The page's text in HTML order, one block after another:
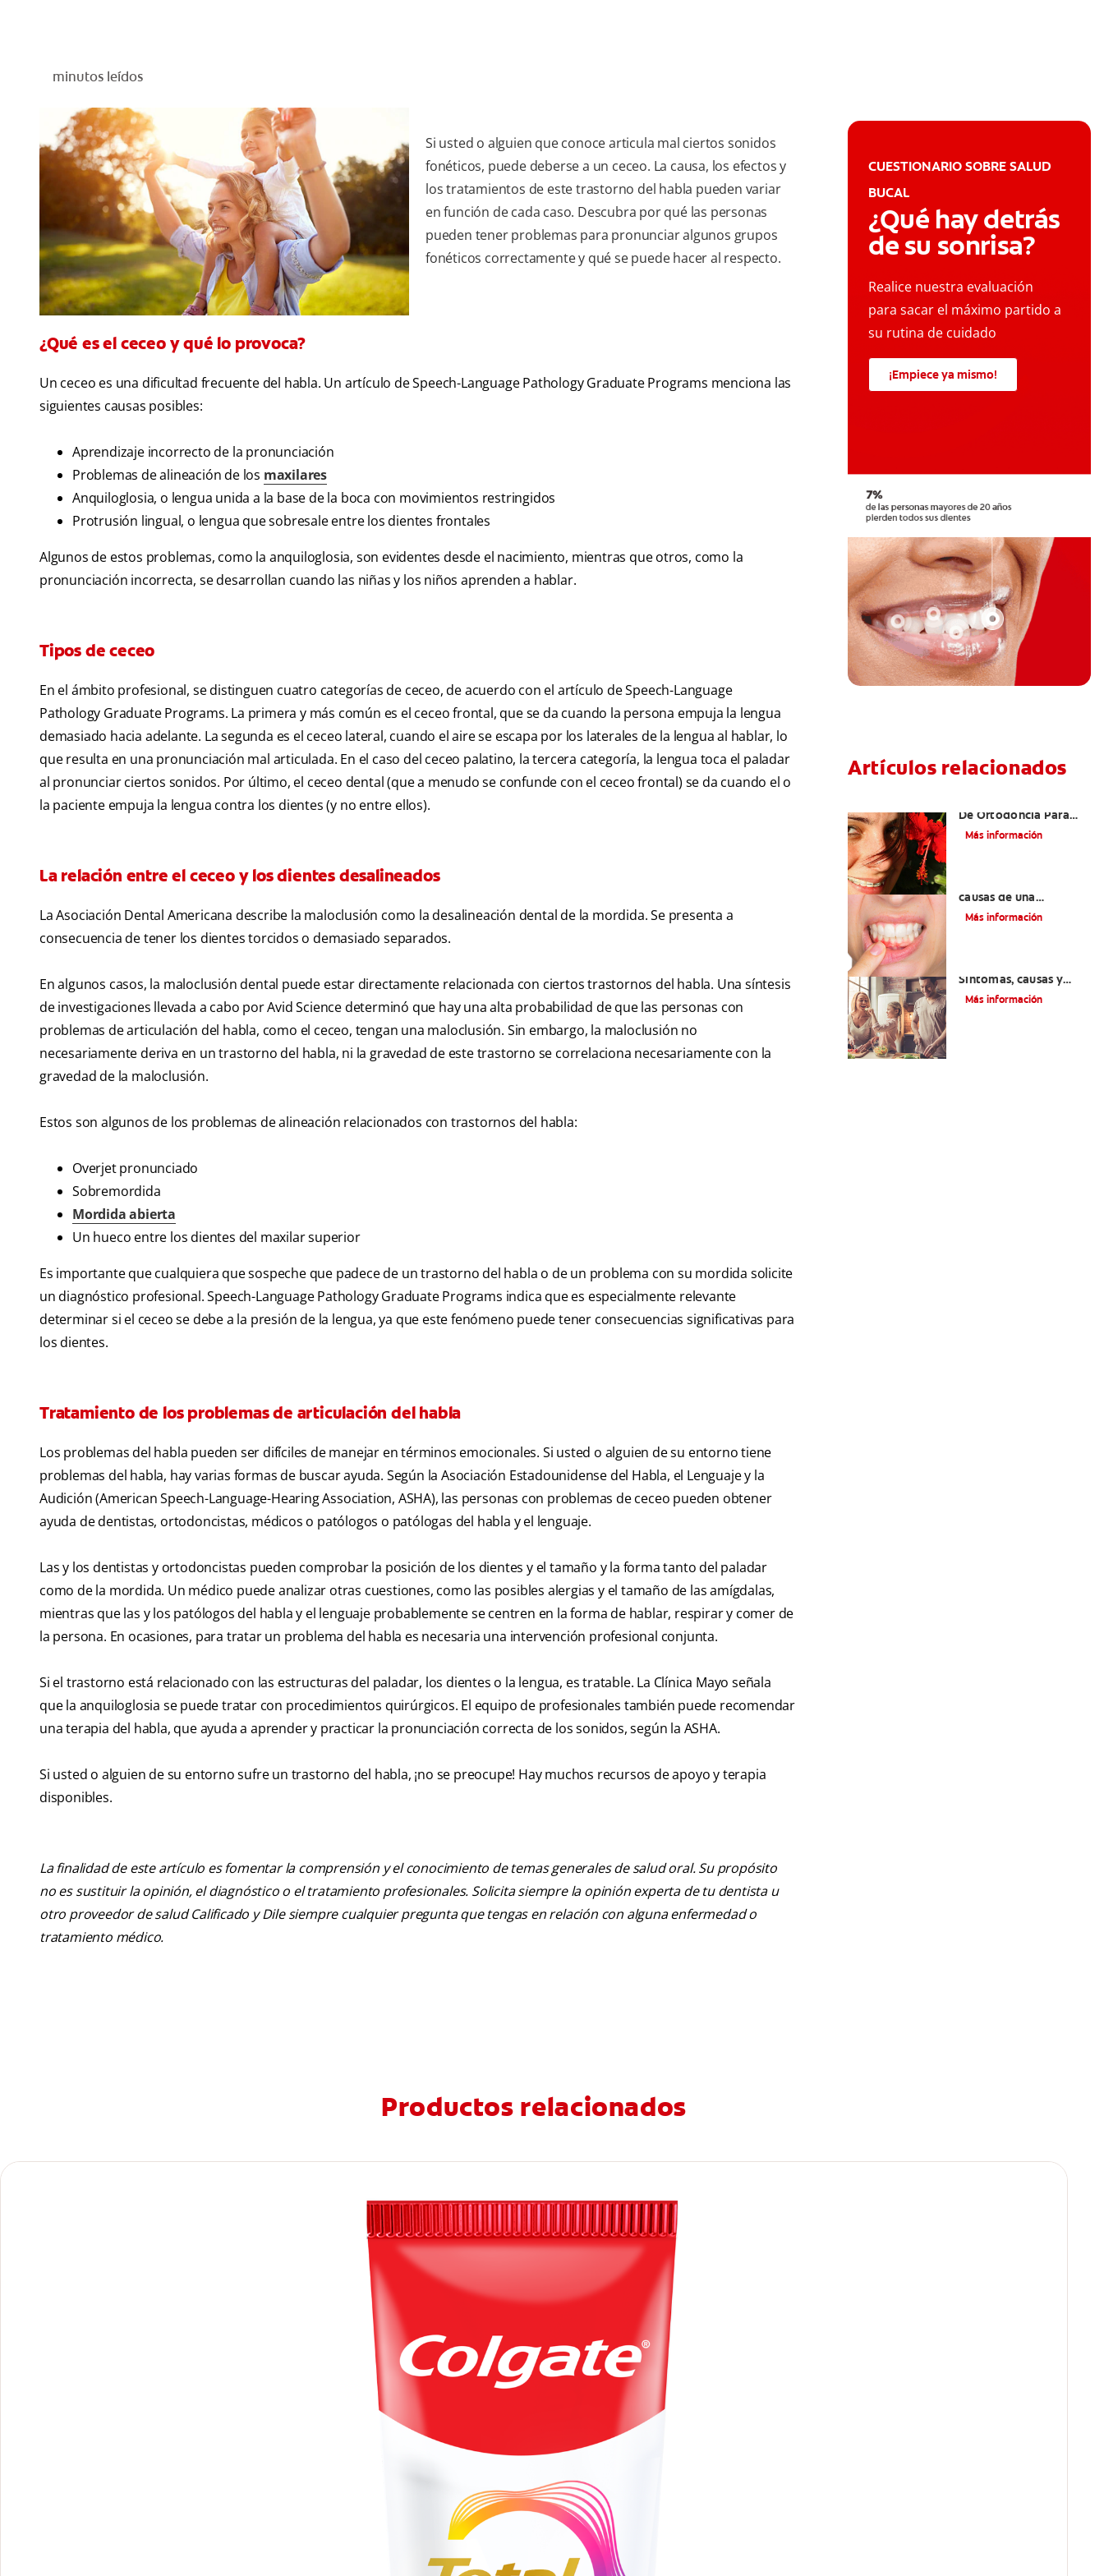
minutos leídos
Si usted o alguien que conoce articula mal ciertos sonidos
fonéticos, puede deberse a un ceceo. La causa, los efectos y
los tratamientos de este trastorno del habla pueden variar
en función de cada caso. Descubra por qué las personas
pueden tener problemas para pronunciar algunos grupos
fonéticos correctamente y qué se puede hacer al respecto.
¿Qué es el ceceo y qué lo provoca?
Un ceceo es una dificultad frecuente del habla. Un artículo de Speech-Language Pathology Graduate Programs menciona las
siguientes causas posibles:
Aprendizaje incorrecto de la pronunciación
Problemas de alineación de los maxilares
Anquiloglosia, o lengua unida a la base de la boca con movimientos restringidos
Protrusión lingual, o lengua que sobresale entre los dientes frontales
Algunos de estos problemas, como la anquiloglosia, son evidentes desde el nacimiento, mientras que otros, como la
pronunciación incorrecta, se desarrollan cuando las niñas y los niños aprenden a hablar.
Tipos de ceceo
En el ámbito profesional, se distinguen cuatro categorías de ceceo, de acuerdo con el artículo de Speech-Language
Pathology Graduate Programs. La primera y más común es el ceceo frontal, que se da cuando la persona empuja la lengua
demasiado hacia adelante. La segunda es el ceceo lateral, cuando el aire se escapa por los laterales de la lengua al hablar, lo
que resulta en una pronunciación mal articulada. En el caso del ceceo palatino, la tercera categoría, la lengua toca el paladar
al pronunciar ciertos sonidos. Por último, el ceceo dental (que a menudo se confunde con el ceceo frontal) se da cuando el o
la paciente empuja la lengua contra los dientes (y no entre ellos).
La relación entre el ceceo y los dientes desalineados
La Asociación Dental Americana describe la maloclusión como la desalineación dental de la mordida. Se presenta a
consecuencia de tener los dientes torcidos o demasiado separados.
En algunos casos, la maloclusión dental puede estar directamente relacionada con ciertos trastornos del habla. Una síntesis
de investigaciones llevada a cabo por Avid Science determinó que hay una alta probabilidad de que las personas con
problemas de articulación del habla, como el ceceo, tengan una maloclusión. Sin embargo, la maloclusión no
necesariamente deriva en un trastorno del habla, ni la gravedad de este trastorno se correlaciona necesariamente con la
gravedad de la maloclusión.
Estos son algunos de los problemas de alineación relacionados con trastornos del habla:
Overjet pronunciado
Sobremordida
Mordida abierta
Un hueco entre los dientes del maxilar superior
Es importante que cualquiera que sospeche que padece de un trastorno del habla o de un problema con su mordida solicite
un diagnóstico profesional. Speech-Language Pathology Graduate Programs indica que es especialmente relevante
determinar si el ceceo se debe a la presión de la lengua, ya que este fenómeno puede tener consecuencias significativas para
los dientes.
Tratamiento de los problemas de articulación del habla
Los problemas del habla pueden ser difíciles de manejar en términos emocionales. Si usted o alguien de su entorno tiene
problemas del habla, hay varias formas de buscar ayuda. Según la Asociación Estadounidense del Habla, el Lenguaje y la
Audición (American Speech-Language-Hearing Association, ASHA), las personas con problemas de ceceo pueden obtener
ayuda de dentistas, ortodoncistas, médicos o patólogos o patólogas del habla y el lenguaje.
Las y los dentistas y ortodoncistas pueden comprobar la posición de los dientes y el tamaño y la forma tanto del paladar
como de la mordida. Un médico puede analizar otras cuestiones, como las posibles alergias y el tamaño de las amígdalas,
mientras que las y los patólogos del habla y el lenguaje probablemente se centren en la forma de hablar, respirar y comer de
la persona. En ocasiones, para tratar un problema del habla es necesaria una intervención profesional conjunta.
Si el trastorno está relacionado con las estructuras del paladar, los dientes o la lengua, es tratable. La Clínica Mayo señala
que la anquiloglosia se puede tratar con procedimientos quirúrgicos. El equipo de profesionales también puede recomendar
una terapia del habla, que ayuda a aprender y practicar la pronunciación correcta de los sonidos, según la ASHA.
Si usted o alguien de su entorno sufre un trastorno del habla, ¡no se preocupe! Hay muchos recursos de apoyo y terapia
disponibles.
La finalidad de este artículo es fomentar la comprensión y el conocimiento de temas generales de salud oral. Su propósito
no es sustituir la opinión, el diagnóstico o el tratamiento profesionales. Solicita siempre la opinión experta de tu dentista u
otro proveedor de salud Calificado y Dile siempre cualquier pregunta que tengas en relación con alguna enfermedad o
tratamiento médico.
CUESTIONARIO SOBRE SALUD
BUCAL
¿Qué hay detrás
de su sonrisa?
Realice nuestra evaluación
para sacar el máximo partido a
su rutina de cuidado
¡Empiece ya mismo!
Artículos relacionados
De Ortodoncia Para
Adultos
Más información
causas de una
inflamación de encía
Más información
Síntomas, causas y
tratamiento
Más información
Productos relacionados